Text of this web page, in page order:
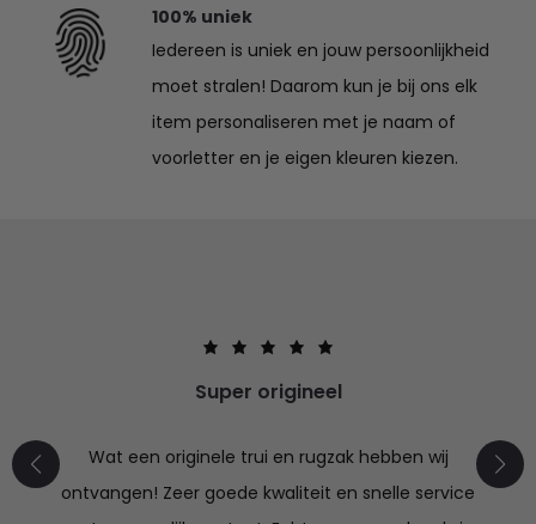
100% uniek
Iedereen is uniek en jouw persoonlijkheid
moet stralen! Daarom kun je bij ons elk
item personaliseren met je naam of
voorletter en je eigen kleuren kiezen.
Super origineel
Wat een originele trui en rugzak hebben wij
ontvangen! Zeer goede kwaliteit en snelle service